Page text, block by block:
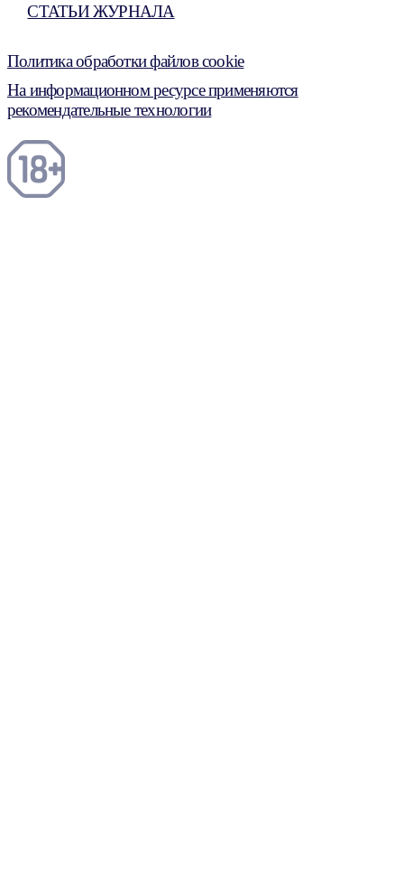
СТАТЬИ ЖУРНАЛА
Политика обработки файлов cookie
На информационном ресурсе применяются
рекомендательные технологии